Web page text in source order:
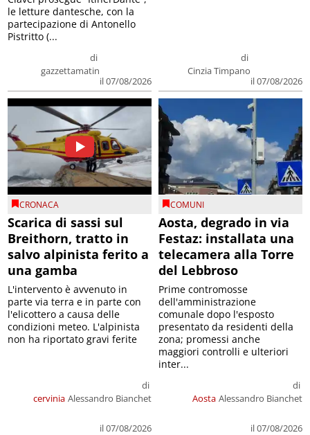
di
gazzettamatin
il 07/08/2026
le letture dantesche, con la
partecipazione di Antonello
Pistritto (...
di
Cinzia Timpano
il 07/08/2026
CRONACA
Scarica di sassi sul
Breithorn, tratto in
salvo alpinista ferito a
una gamba
cervinia
di
Alessandro Bianchet
il 07/08/2026
L'intervento è avvenuto in
parte via terra e in parte con
l'elicottero a causa delle
condizioni meteo. L'alpinista
non ha riportato gravi ferite
COMUNI
Aosta, degrado in via
Festaz: installata una
telecamera alla Torre
del Lebbroso
Aosta
di
Alessandro Bianchet
il 07/08/2026
Prime contromosse
dell'amministrazione
comunale dopo l'esposto
presentato da residenti della
zona; promessi anche
maggiori controlli e ulteriori
inter...